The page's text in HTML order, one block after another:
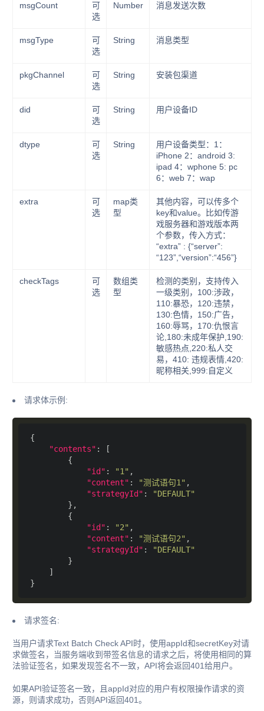
msgCount
可
选
Number 消息发送次数
msgType
可
选
String 消息类型
pkgChannel
可
选
String 安装包渠道
did
可
选
String 用户设备ID
dtype
可
选
String
用户设备类型：1：
iPhone 2：android 3:
ipad 4：wphone 5: pc
6：web 7：wap
extra
可
选
map类
型
其他内容，可以传多个
key和value。比如传游
戏服务器和游戏版本两
个参数，传入方式：
“extra” : {“server”:
“123”,“version”:“456”}
checkTags
可
选
数组类
型
检测的类别，支持传入
一级类别，100:涉政，
110:暴恐，120:违禁，
130:色情，150:广告，
160:辱骂，170:仇恨言
论,180:未成年保护,190:
敏感热点,220:私人交
易，410: 违规表情,420:
昵称相关,999:自定义
请求体示例:
"contents"
"id" : "1"
"content" : "测试语句1"
"strategyId" :
"DEFAULT"
"id" : "2"
"content" : "测试语句2"
"strategyId" :
"DEFAULT"
请求签名:
当用户请求Text Batch Check API时，使用appId和secretKey对请
求做签名，当服务端收到带签名信息的请求之后，将使用相同的算
法验证签名，如果发现签名不一致，API将会返回401给用户。
如果API验证签名一致，且appId对应的用户有权限操作请求的资
源，则请求成功，否则API返回401。